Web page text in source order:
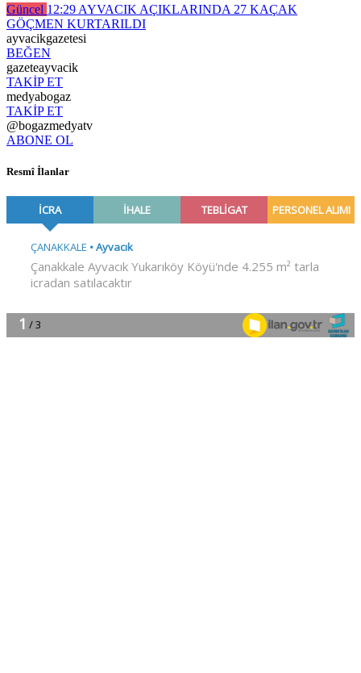
Güncel 12:29 AYVACIK AÇIKLARINDA 27 KAÇAK
GÖÇMEN KURTARILDI
ayvacikgazetesi
BEĞEN
gazeteayvacik
TAKİP ET
medyabogaz
TAKİP ET
@bogazmedyatv
ABONE OL
Resmî İlanlar